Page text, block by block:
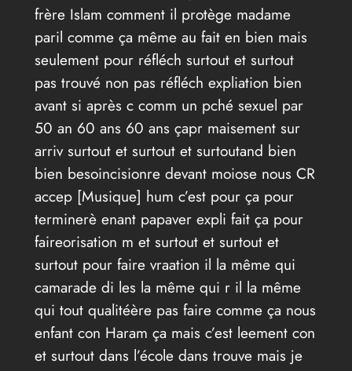
frère Islam comment il protège madame
paril comme ça même au fait en bien mais
seulement pour réfléch surtout et surtout
pas trouvé non pas réfléch expliation bien
avant si après c comm un pché sexuel par
50 an 60 ans 60 ans çapr maisement sur
arriv surtout et surtout et surtoutand bien
bien besoincisionre devant moiose nous CR
accep [Musique] hum c’est pour ça pour
terminerè enant papaver expli fait ça pour
faireorisation m et surtout et surtout et
surtout pour faire vraation il la même qui
camarade di les la même qui r il la même
qui tout qualitéère pas faire comme ça nous
enfant con Haram ça mais c’est leement con
et surtout dans l’école dans trouve mais je